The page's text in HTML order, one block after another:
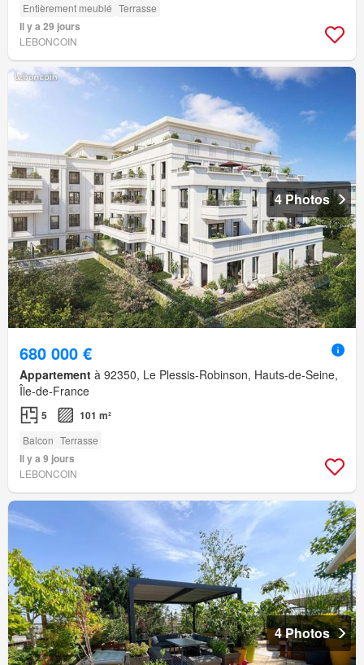
Entièrement meublé Terrasse
Il y a 29 jours
LEBONCOIN
4 Photos
680 000 €
Appartement à 92350, Le Plessis-Robinson, Hauts-de-Seine,
Île-de-France
5 101 m²
Balcon Terrasse
Il y a 9 jours
LEBONCOIN
4 Photos